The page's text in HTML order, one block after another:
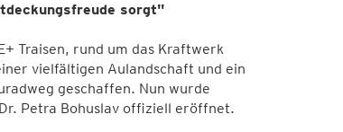
sorgt"
Traisen, rund um das Kraftwerk
vielfältigen Aulandschaft und ein
geschaffen. Nun wurde
Petra Bohuslav offiziell eröffnet.